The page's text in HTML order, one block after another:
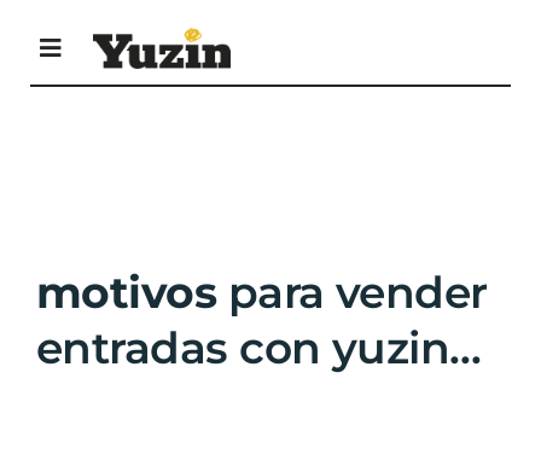
contenido
Toggle
Envía tus eventos
motivospara vender
entradas con yuzin…